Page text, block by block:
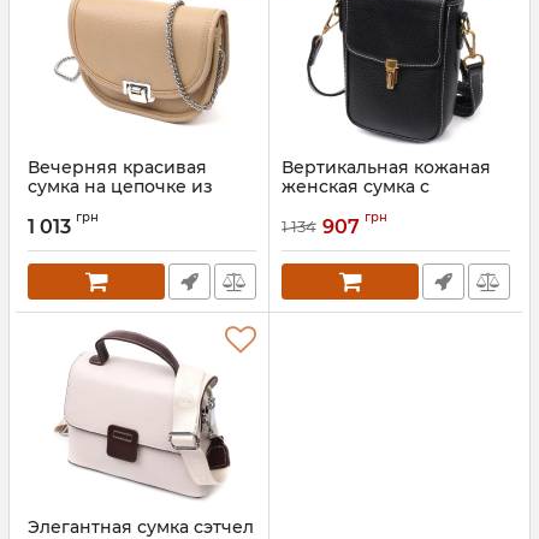
Вечерняя красивая
сумка на цепочке из
Vintage Бежевая
Артикул: 22108
1 013 грн
Вертикальная кожаная
женская сумка с
Черная
Артикул: 22308
1 134 907 грн
Элегантная сумка сэтчел